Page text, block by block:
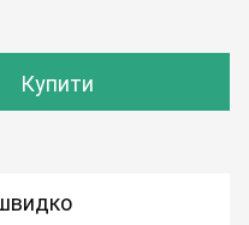
Купити